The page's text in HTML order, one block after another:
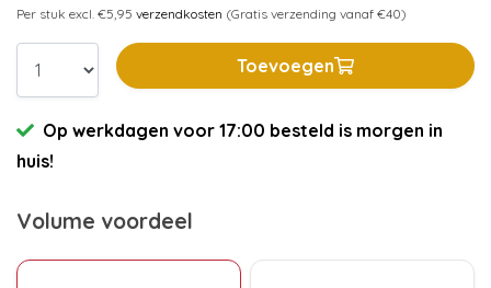
Per stuk excl. €5,95 verzendkosten (Gratis verzending vanaf €40)
Toevoegen
Op werkdagen voor 17:00 besteld is morgen in
huis!
Volume voordeel